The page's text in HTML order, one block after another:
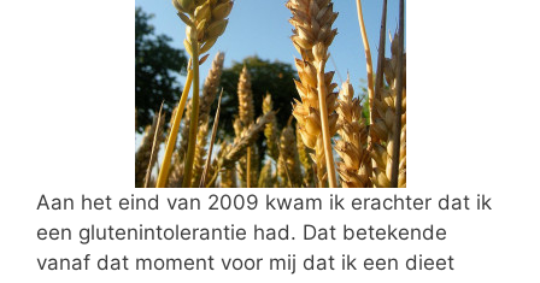
Aan het eind van 2009 kwam ik erachter dat ik
een glutenintolerantie had. Dat betekende
vanaf dat moment voor mij dat ik een dieet